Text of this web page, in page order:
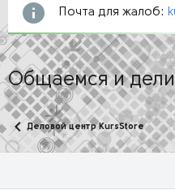
Почта для жалоб:
Общаемся и
Деловой центр KursStore